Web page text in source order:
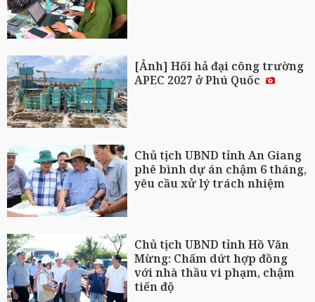
[Ảnh] Hối hả đại công trường
APEC 2027 ở Phú Quốc
Chủ tịch UBND tỉnh An Giang
phê bình dự án chậm 6 tháng,
yêu cầu xử lý trách nhiệm
Chủ tịch UBND tỉnh Hồ Văn
Mừng: Chấm dứt hợp đồng
với nhà thầu vi phạm, chậm
tiến độ